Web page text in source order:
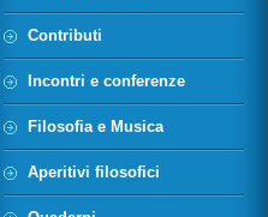
Contributi
Incontri e conferenze
Filosofia e Musica
Aperitivi filosofici